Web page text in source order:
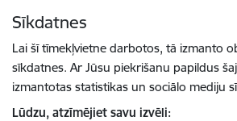
Sīkdatnes
Lai šī tīmekļvietne darbotos, tā izmanto
sīkdatnes. Ar Jūsu piekrišanu papildus
izmantotas statistikas un sociālo mediju
Lūdzu, atzīmējiet savu izvēli: